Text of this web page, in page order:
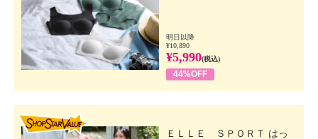
明日以降
¥10,890
¥5,990(税込)
44%OFF
ＥＬＬＥ ＳＰＯＲＴ はっ